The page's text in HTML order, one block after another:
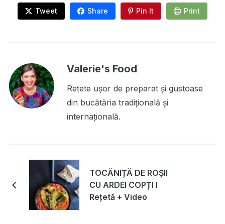
Tweet Share Pin It Print
Valerie's Food
Rețete ușor de preparat și gustoase
din bucătăria tradițională și
internațională.
TOCĂNIȚĂ DE ROȘII
CU ARDEI COPȚI I
Rețetă + Video